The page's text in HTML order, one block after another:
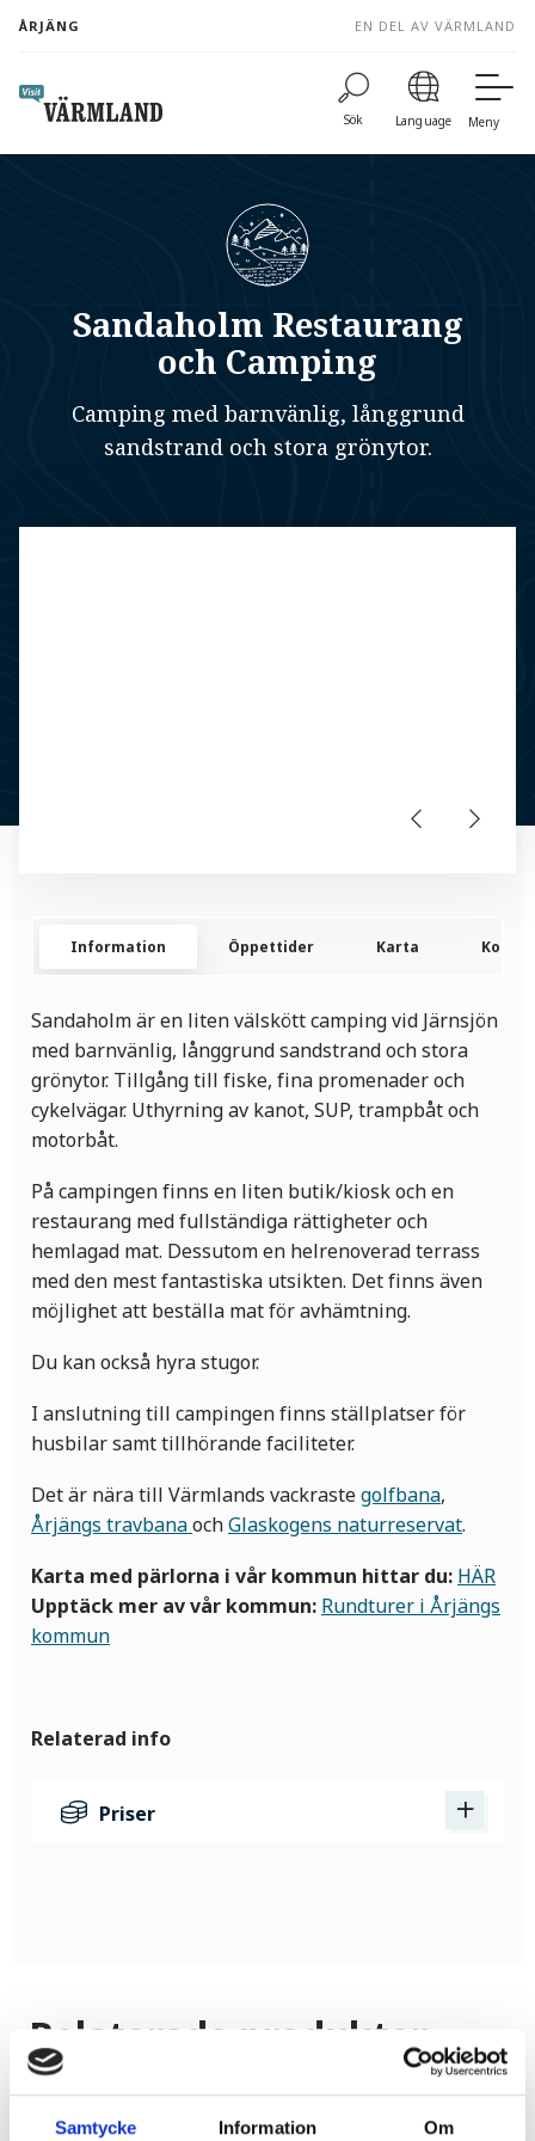
Samtycke Information Om
content
ÅRJÄNG EN DEL AV VÄRMLAND
Sök Language Meny
Sandaholm Restaurang
och Camping
Camping med barnvänlig, långgrund
sandstrand och stora grönytor.
Information Öppettider Karta
Sandaholm är en liten välskött camping vid Järnsjön
med barnvänlig, långgrund sandstrand och stora
grönytor. Tillgång till fiske, fina promenader och
cykelvägar. Uthyrning av kanot, SUP, trampbåt och
motorbåt.
På campingen finns en liten butik/kiosk och en
restaurang med fullständiga rättigheter och
hemlagad mat. Dessutom en helrenoverad terrass
med den mest fantastiska utsikten. Det finns även
möjlighet att beställa mat för avhämtning.
Du kan också hyra stugor.
I anslutning till campingen finns ställplatser för
husbilar samt tillhörande faciliteter.
Det är nära till Värmlands vackrastegolfbana,
Årjängs travbanaochGlaskogens naturreservat.
Karta med pärlorna i vår kommun hittar du: HÄR
Upptäck mer av vår kommun: Rundturer i Årjängs
kommun
Relaterad info
Priser
Relaterade produkter